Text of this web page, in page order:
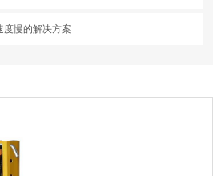
度慢的解决方案